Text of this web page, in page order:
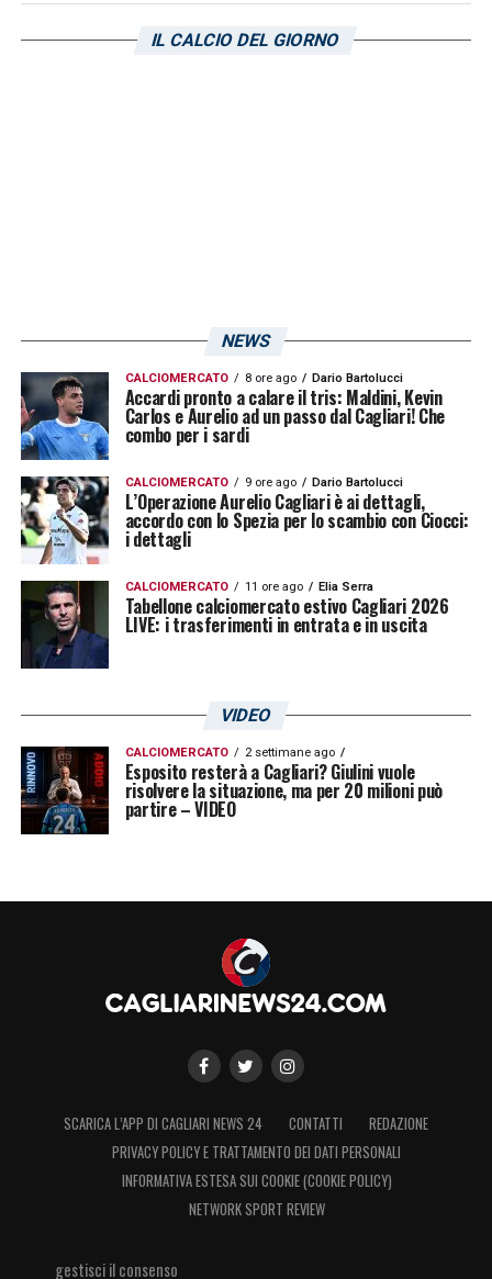
IL CALCIO DEL GIORNO
NEWS
CALCIOMERCATO 8 ore ago Dario Bartolucci
Accardi pronto a calare il tris: Maldini, Kevin
Carlos e Aurelio ad un passo dal Cagliari! Che
combo per i sardi
CALCIOMERCATO 9 ore ago Dario Bartolucci
L’Operazione Aurelio Cagliari è ai dettagli,
accordo con lo Spezia per lo scambio con Ciocci:
i dettagli
CALCIOMERCATO 11 ore ago Elia Serra
Tabellone calciomercato estivo Cagliari 2026
LIVE: i trasferimenti in entrata e in uscita
VIDEO
CALCIOMERCATO 2 settimane ago
Esposito resterà a Cagliari? Giulini vuole
risolvere la situazione, ma per 20 milioni può
partire – VIDEO
SCARICA L’APP DI CAGLIARI NEWS 24 CONTATTI
REDAZIONE
PRIVACY POLICY E TRATTAMENTO DEI DATI PERSONALI
INFORMATIVA ESTESA SUI COOKIE (COOKIE POLICY)
NETWORK SPORT REVIEW
gestisci il consenso